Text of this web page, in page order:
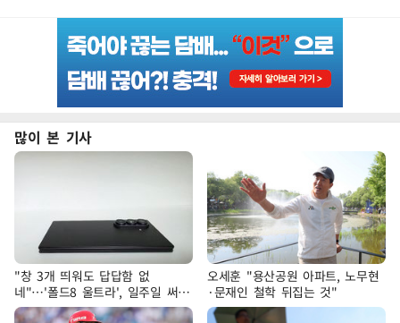
많이 본 기사
"창 3개 띄워도 답답함 없
네"…'폴드8 울트라', 일주일 써보
니
오세훈 "용산공원 아파트, 노무현
·문재인 철학 뒤집는 것"